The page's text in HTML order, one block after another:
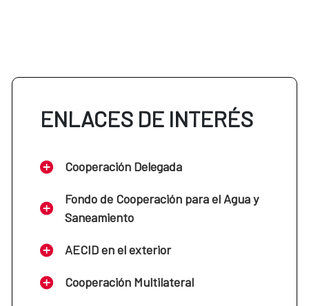
ENLACES DE INTERÉS
Cooperación Delegada
Fondo de Cooperación para el Agua y
Saneamiento
AECID en el exterior
Cooperación Multilateral